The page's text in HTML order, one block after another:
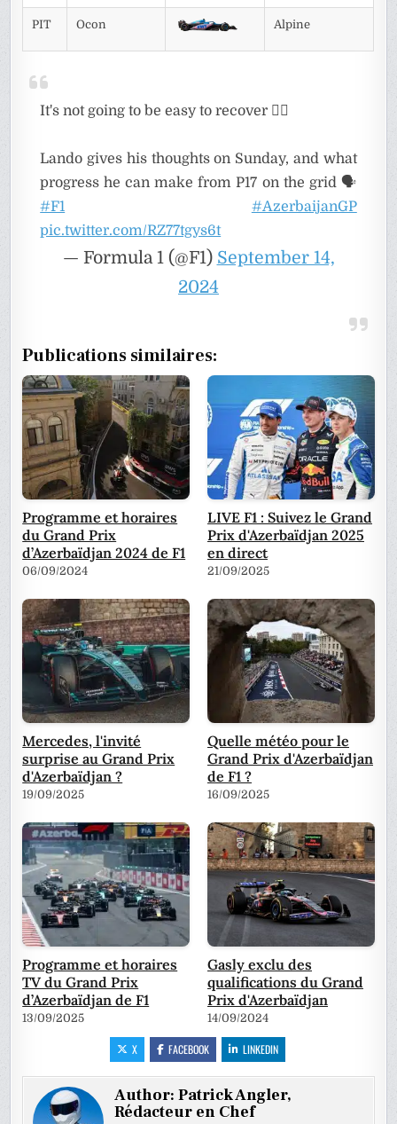
PIT Ocon Alpine
It's not going to be easy to recover 😮‍💨
Lando gives his thoughts on Sunday, and what
progress he can make from P17 on the grid 🗣️
#F1
#AzerbaijanGP
pic.twitter.com/RZ77tgys6t
— Formula 1 (@F1) September 14,
2024
Publications similaires:
Programme et horaires
du Grand Prix
d’Azerbaïdjan 2024 de F1
06/09/2024
LIVE F1 : Suivez le Grand
Prix d'Azerbaïdjan 2025
en direct
21/09/2025
Mercedes, l'invité
surprise au Grand Prix
d'Azerbaïdjan ?
19/09/2025
Quelle météo pour le
Grand Prix d'Azerbaïdjan
de F1 ?
16/09/2025
Programme et horaires
TV du Grand Prix
d’Azerbaïdjan de F1
13/09/2025
Gasly exclu des
qualifications du Grand
Prix d'Azerbaïdjan
14/09/2024
X FACEBOOK LINKEDIN
Author:Patrick Angler,
Rédacteur en Chef